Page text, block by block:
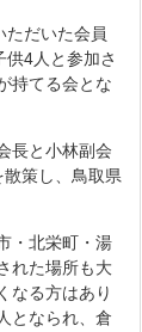
だいた会員
4人と参加さ
持てる会とな
長と小林副会
策し、鳥取県
・北栄町・湯
れた場所も大
なる方はあり
となられ、倉